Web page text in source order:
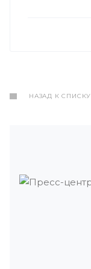
НАЗАД К СПИСКУ